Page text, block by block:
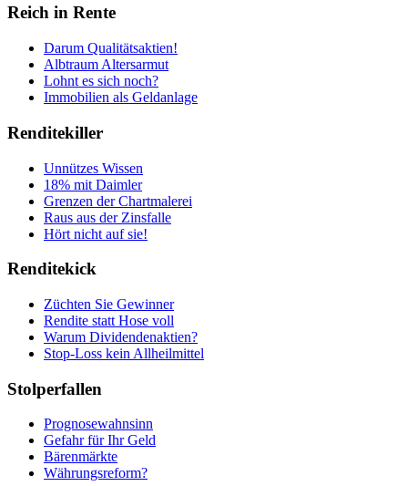
Reich in Rente
Darum Qualitätsaktien!
Albtraum Altersarmut
Lohnt es sich noch?
Immobilien als Geldanlage
Renditekiller
Unnützes Wissen
18% mit Daimler
Grenzen der Chartmalerei
Raus aus der Zinsfalle
Hört nicht auf sie!
Renditekick
Züchten Sie Gewinner
Rendite statt Hose voll
Warum Dividendenaktien?
Stop-Loss kein Allheilmittel
Stolperfallen
Prognosewahnsinn
Gefahr für Ihr Geld
Bärenmärkte
Währungsreform?